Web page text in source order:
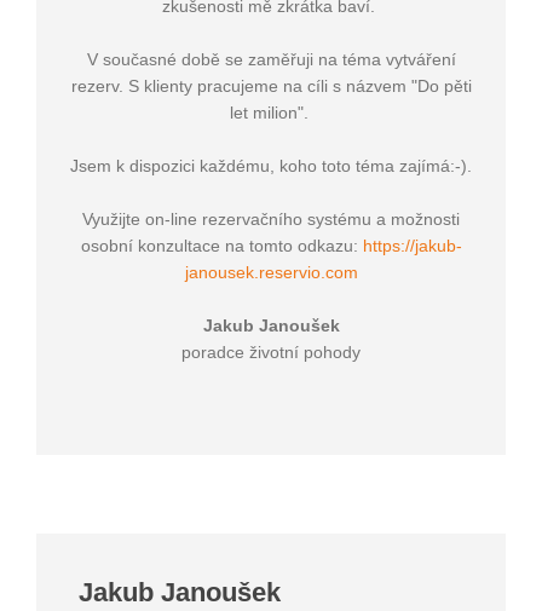
zkušenosti mě zkrátka baví.
V současné době se zaměřuji na téma vytváření
rezerv. S klienty pracujeme na cíli s názvem "Do pěti
let milion".
Jsem k dispozici každému, koho toto téma zajímá:-).
Využijte on-line rezervačního systému a možnosti
osobní konzultace na tomto odkazu: https://jakub-
janousek.reservio.com
Jakub Janoušek
poradce životní pohody
Jakub Janoušek